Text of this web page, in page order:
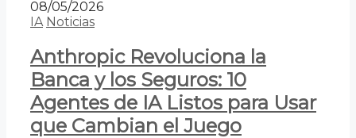
08/05/2026
IA Noticias
Anthropic Revoluciona la
Banca y los Seguros: 10
Agentes de IA Listos para Usar
que Cambian el Juego